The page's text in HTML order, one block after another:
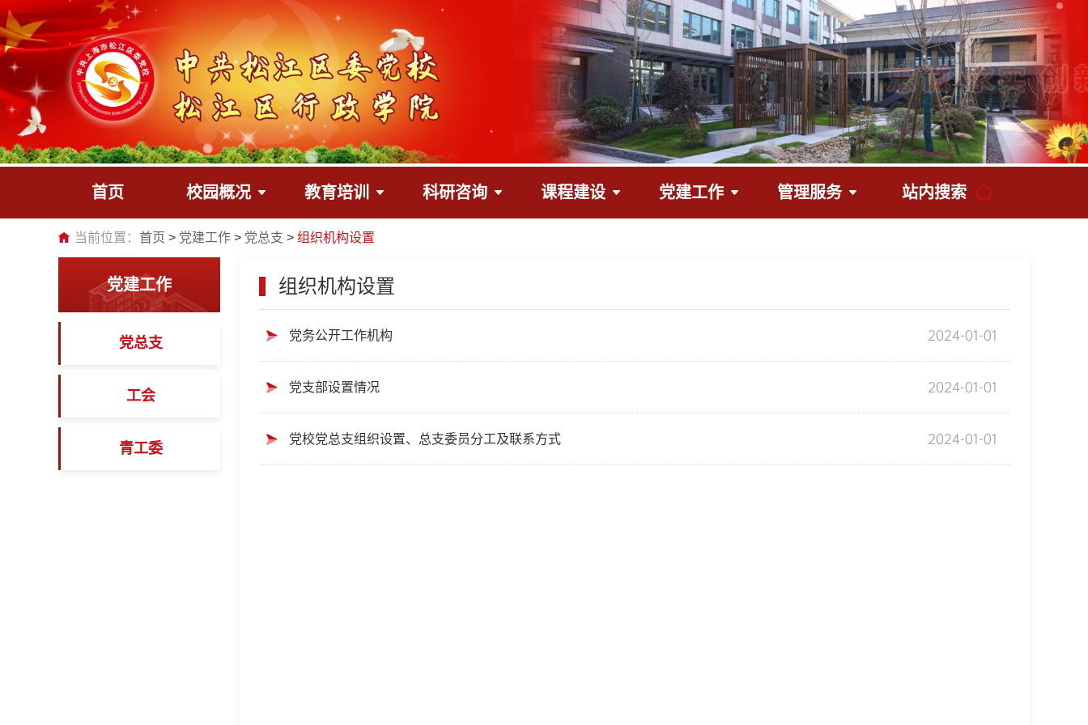
首页 校园概况 教育培训 科研咨询 课程建设 党建工作 管理服务 站内搜索
当前位置： 首页 党建工作 党总支 组织机构设置
党建工作
党总支
工会
青工委
组织机构设置
党务公开工作机构 2024-01-01
党支部设置情况 2024-01-01
党校党总支组织设置、总支委员分工及联系方式 2024-01-01